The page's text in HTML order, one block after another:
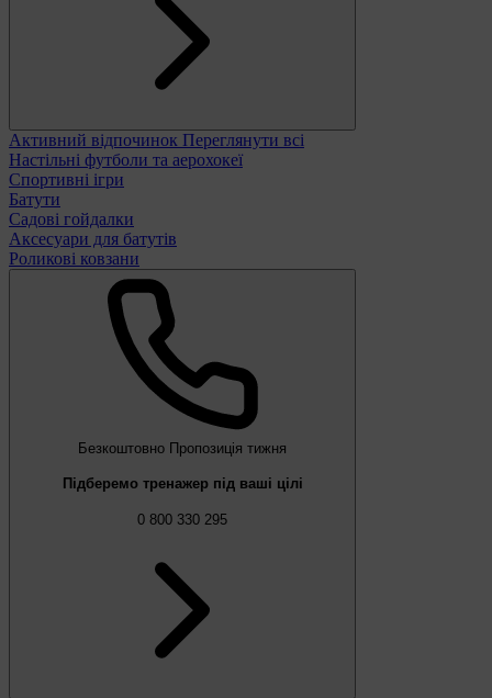
Активний відпочинок Переглянути всі
Настільні футболи та аерохокеї
Спортивні ігри
Батути
Садові гойдалки
Аксесуари для батутів
Роликові ковзани
Безкоштовно Пропозиція тижня
Підберемо тренажер під ваші цілі
0 800 330 295